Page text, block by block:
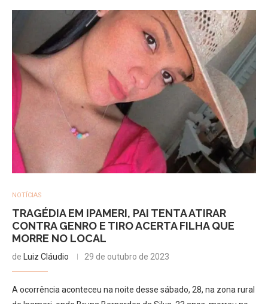
NOTÍCIAS
TRAGÉDIA EM IPAMERI, PAI TENTA ATIRAR
CONTRA GENRO E TIRO ACERTA FILHA QUE
MORRE NO LOCAL
de Luiz Cláudio 29 de outubro de 2023
A ocorrência aconteceu na noite desse sábado, 28, na zona rural